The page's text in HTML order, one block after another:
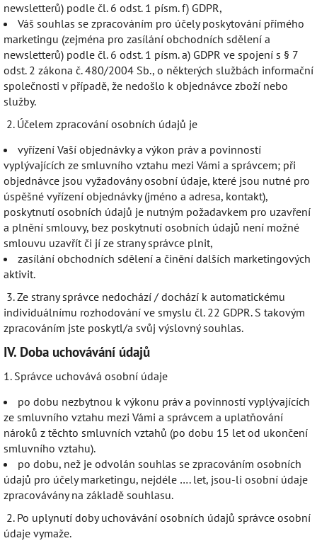
newsletterů) podle čl. 6 odst. 1 písm. f) GDPR,
Váš souhlas se zpracováním pro účely poskytování přímého
marketingu (zejména pro zasílání obchodních sdělení a
newsletterů) podle čl. 6 odst. 1 písm. a) GDPR ve spojení s § 7
odst. 2 zákona č. 480/2004 Sb., o některých službách informační
společnosti v případě, že nedošlo k objednávce zboží nebo
služby.
2. Účelem zpracování osobních údajů je
vyřízení Vaší objednávky a výkon práv a povinností
vyplývajících ze smluvního vztahu mezi Vámi a správcem; při
objednávce jsou vyžadovány osobní údaje, které jsou nutné pro
úspěšné vyřízení objednávky (jméno a adresa, kontakt),
poskytnutí osobních údajů je nutným požadavkem pro uzavření
a plnění smlouvy, bez poskytnutí osobních údajů není možné
smlouvu uzavřít či jí ze strany správce plnit,
zasílání obchodních sdělení a činění dalších marketingových
aktivit.
3. Ze strany správce nedochází / dochází k automatickému
individuálnímu rozhodování ve smyslu čl. 22 GDPR. S takovým
zpracováním jste poskytl/a svůj výslovný souhlas.
IV. Doba uchovávání údajů
1. Správce uchovává osobní údaje
po dobu nezbytnou k výkonu práv a povinností vyplývajících
ze smluvního vztahu mezi Vámi a správcem a uplatňování
nároků z těchto smluvních vztahů (po dobu 15 let od ukončení
smluvního vztahu).
po dobu, než je odvolán souhlas se zpracováním osobních
údajů pro účely marketingu, nejdéle …. let, jsou-li osobní údaje
zpracovávány na základě souhlasu.
2. Po uplynutí doby uchovávání osobních údajů správce osobní
údaje vymaže.